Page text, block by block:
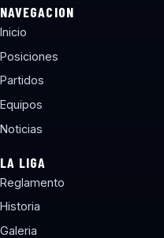
NAVEGACION
Inicio
Posiciones
Partidos
Equipos
Noticias
LA LIGA
Reglamento
Historia
Galeria